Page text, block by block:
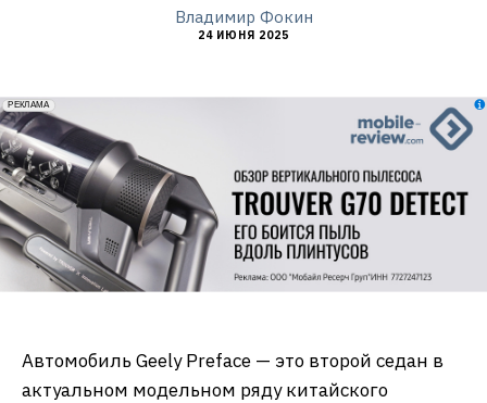
Владимир Фокин
24 ИЮНЯ 2025
erid: 2VfnxxmNzs5
РЕКЛАМА
Автомобиль Geely Preface — это второй седан в
актуальном модельном ряду китайского